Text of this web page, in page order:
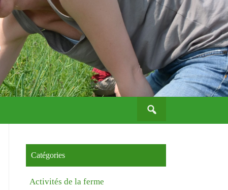
Catégories
Activités de la ferme